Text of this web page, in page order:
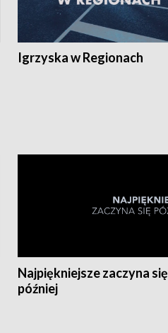
Igrzyska w Regionach
Najpiękniejsze zaczyna się
później